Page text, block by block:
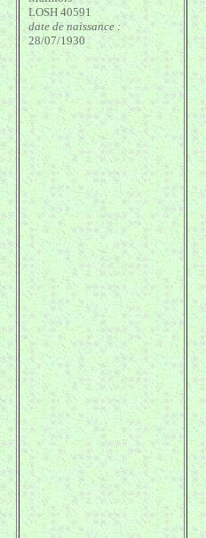
LOSH 40591
date de naissance :
28/07/1930